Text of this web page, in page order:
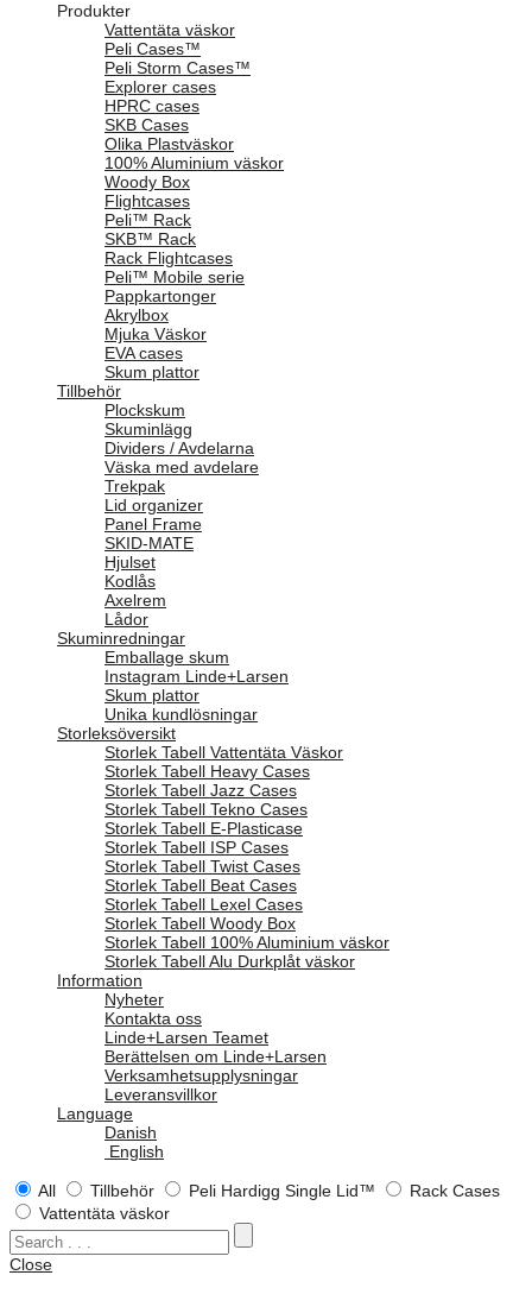
Produkter
Vattentäta väskor
Peli Cases™
Peli Storm Cases™
Explorer cases
HPRC cases
SKB Cases
Olika Plastväskor
100% Aluminium väskor
Woody Box
Flightcases
Peli™ Rack
SKB™ Rack
Rack Flightcases
Peli™ Mobile serie
Pappkartonger
Akrylbox
Mjuka Väskor
EVA cases
Skum plattor
Tillbehör
Plockskum
Skuminlägg
Dividers / Avdelarna
Väska med avdelare
Trekpak
Lid organizer
Panel Frame
SKID-MATE
Hjulset
Kodlås
Axelrem
Lådor
Skuminredningar
Emballage skum
Instagram Linde+Larsen
Skum plattor
Unika kundlösningar
Storleksöversikt
Storlek Tabell Vattentäta Väskor
Storlek Tabell Heavy Cases
Storlek Tabell Jazz Cases
Storlek Tabell Tekno Cases
Storlek Tabell E-Plasticase
Storlek Tabell ISP Cases
Storlek Tabell Twist Cases
Storlek Tabell Beat Cases
Storlek Tabell Lexel Cases
Storlek Tabell Woody Box
Storlek Tabell 100% Aluminium väskor
Storlek Tabell Alu Durkplåt väskor
Information
Nyheter
Kontakta oss
Linde+Larsen Teamet
Berättelsen om Linde+Larsen
Verksamhetsupplysningar
Leveransvillkor
Language
Danish
English
All Tillbehör Peli Hardigg Single Lid™
Rack Cases
Vattentäta väskor
Close